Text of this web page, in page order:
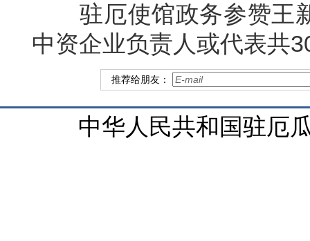
驻厄使馆政务参赞王新
中资企业负责人或代表共
推荐给朋友：
中华人民共和国驻厄